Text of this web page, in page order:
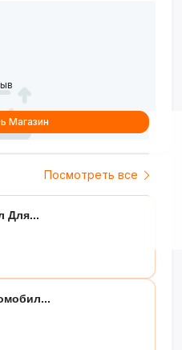
Посмотреть все
Для...
Магазин